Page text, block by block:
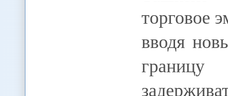
торговое
вводя
границу